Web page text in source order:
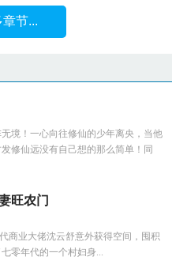
节...
境！一心向往修仙的少年离央，当他
修仙远没有自己想的那么简单！同
旺农门
商业大佬沈云舒意外获得空间，囤积
零年代的一个村妇身...